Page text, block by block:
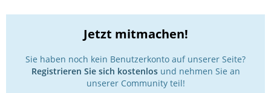
Jetzt mitmachen!
Sie haben noch kein Benutzerkonto auf unserer Seite?
Registrieren Sie sich kostenlosund nehmen Sie an
unserer Community teil!